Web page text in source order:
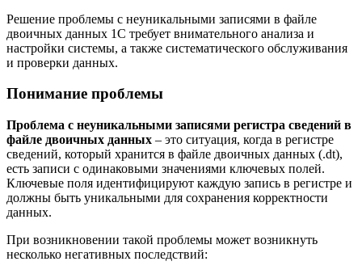
Решение проблемы с неуникальными записями в файле
двоичных данных 1С требует внимательного анализа и
настройки системы, а также систематического обслуживания
и проверки данных.
Понимание проблемы
Проблема с неуникальными записями регистра сведений в
файле двоичных данных – это ситуация, когда в регистре
сведений, который хранится в файле двоичных данных (.dt),
есть записи с одинаковыми значениями ключевых полей.
Ключевые поля идентифицируют каждую запись в регистре и
должны быть уникальными для сохранения корректности
данных.
При возникновении такой проблемы может возникнуть
несколько негативных последствий: